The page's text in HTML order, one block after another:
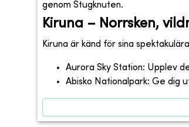
genom Stugknuten.
Kiruna – Norrsken,
Kiruna är känd för sina
Aurora Sky Station: Upplev
Abisko Nationalpark: Ge dig